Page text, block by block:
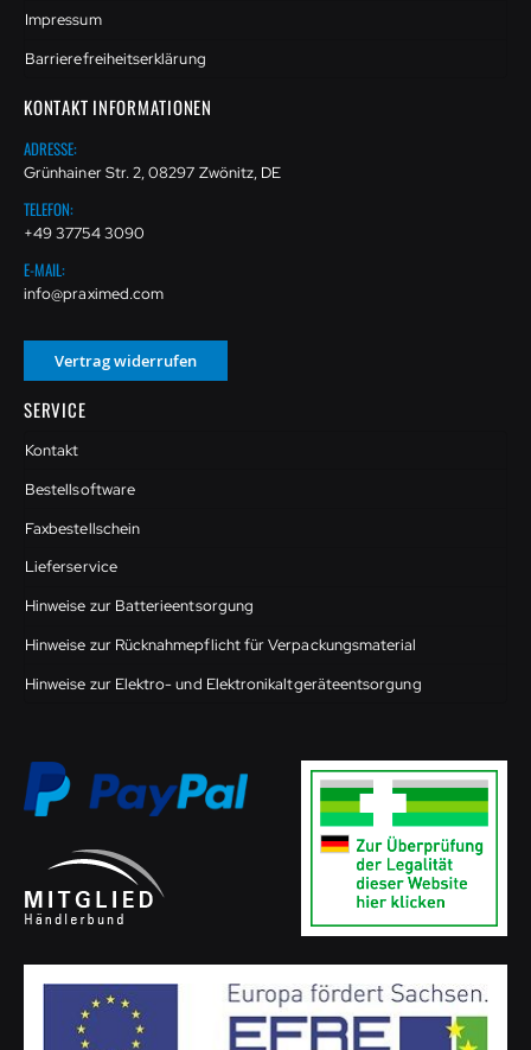
Impressum
Barrierefreiheitserklärung
KONTAKT INFORMATIONEN
ADRESSE:
Grünhainer Str. 2, 08297 Zwönitz, DE
TELEFON:
+49 37754 3090
E-MAIL:
info@praximed.com
Vertrag widerrufen
SERVICE
Kontakt
Bestellsoftware
Faxbestellschein
Lieferservice
Hinweise zur Batterieentsorgung
Hinweise zur Rücknahmepflicht für Verpackungsmaterial
Hinweise zur Elektro- und Elektronikaltgeräteentsorgung